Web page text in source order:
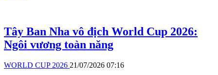
Tây Ban Nha vô địch World Cup 2026:
Ngôi vương toàn năng
WORLD CUP 2026 21/07/2026 07:16